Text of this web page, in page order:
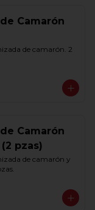
Camarón
de camarón. 2
Camarón
pzas)
de camarón y